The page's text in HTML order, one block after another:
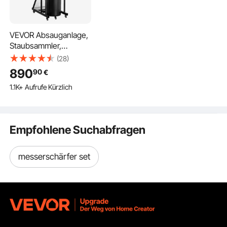
VEVOR Absauganlage,
Staubsammler,
Zyklonabscheider, 1,5
PS Staubabscheider
mit 47,32 L
Staubsammelbeutel &
für die
(28)
89090€
1.1K+ Aufrufe Kürzlich
Empfohlene Suchabfragen
messerschärfer set